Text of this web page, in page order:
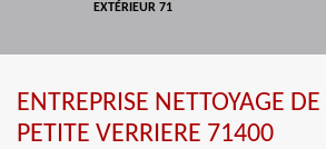
EXTÉRIEUR 71
ENTREPRISE NETTOYAGE
PETITE VERRIERE 71400